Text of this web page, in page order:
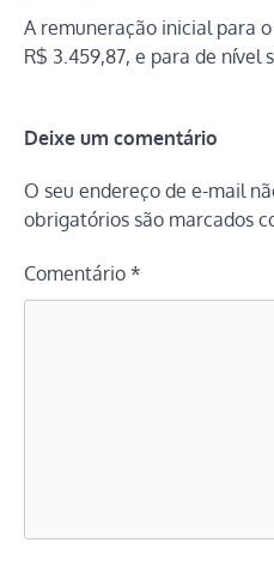
A remuneração inicial para
R$ 3.459,87, e para de nível
Deixe um comentário
O seu endereço de e-mail
obrigatórios são marcados
Comentário *